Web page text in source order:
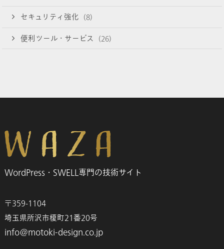
セキュリティ強化 (8)
便利ツール・サービス (26)
WordPress・SWELL専門の技術サイト
〒359-1104
埼玉県所沢市榎町21番20号
info@motoki-design.co.jp